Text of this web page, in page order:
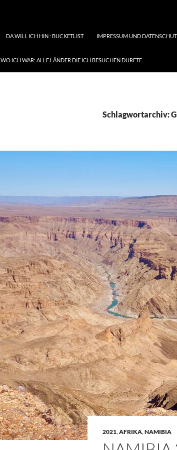
DA WILL ICH HIN : BUCKETLIST IMPRESSUM UND
WO ICH WAR: ALLE LÄNDER DIE ICH BESUCHEN DURFTE
Schlagwortarchiv:
2021,AFRIKA,NAMIBIA